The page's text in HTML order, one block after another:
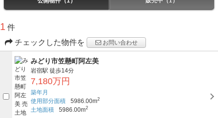
1 件
チェックした物件を
お問い合わせ
みどり市笠懸町阿左美
岩宿駅 徒歩14分
7,180万円
築年月
使用部分面積
5986.00m2
土地面積 5986.00m2